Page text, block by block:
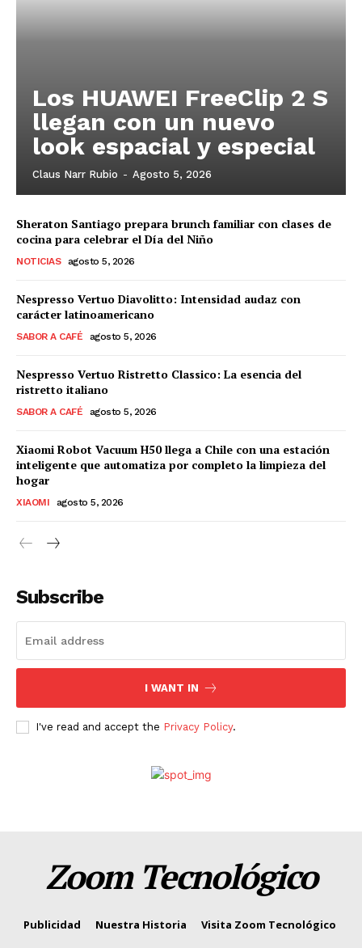
Los HUAWEI FreeClip 2 S
llegan con un nuevo
look espacial y especial
Claus Narr Rubio - Agosto 5, 2026
Sheraton Santiago prepara brunch familiar con clases de
cocina para celebrar el Día del Niño
NOTICIAS agosto 5, 2026
Nespresso Vertuo Diavolitto: Intensidad audaz con
carácter latinoamericano
SABOR A CAFÉ agosto 5, 2026
Nespresso Vertuo Ristretto Classico: La esencia del
ristretto italiano
SABOR A CAFÉ agosto 5, 2026
Xiaomi Robot Vacuum H50 llega a Chile con una estación
inteligente que automatiza por completo la limpieza del
hogar
XIAOMI agosto 5, 2026
Subscribe
I WANT IN
I've read and accept the Privacy Policy.
Zoom Tecnológico
Publicidad Nuestra Historia Visita Zoom Tecnológico